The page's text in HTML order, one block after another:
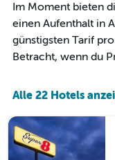
rückt.
Das
Diagramm
hat
1
die
Anzahl
der
Tage
Im Moment bieten
einen Aufenthalt in
günstigsten Tarif
Betracht, wenn du
Alle 22 Hotels